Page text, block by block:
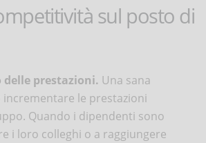
sul posto di
prestazioni. Una sana
le prestazioni
Quando i dipendenti sono
i loro colleghi o a raggiungere